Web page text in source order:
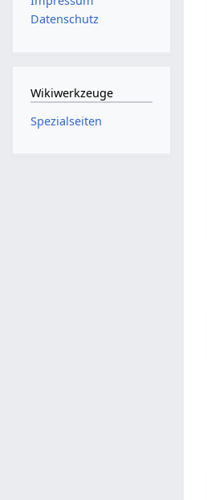
Datenschutz
Wikiwerkzeuge
Spezialseiten